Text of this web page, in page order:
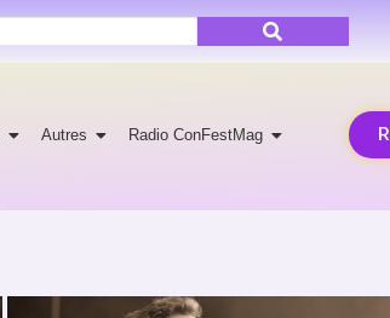
Autres Radio ConFestMag